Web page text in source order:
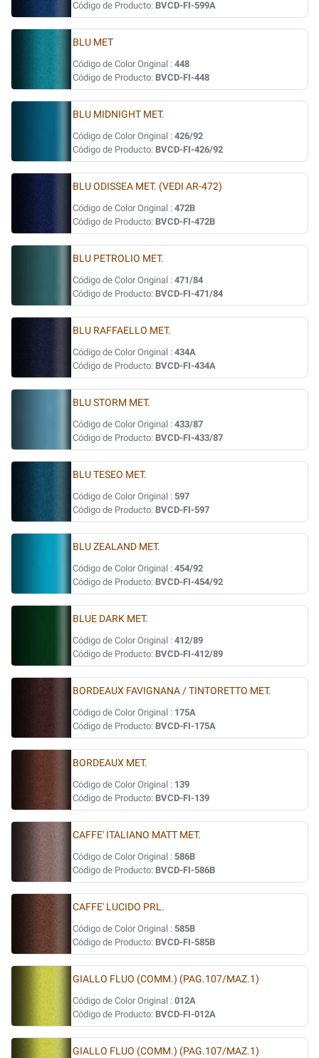
Código de Producto: BVCD-FI-599A
BLU MET
Código de Color Original : 448
Código de Producto: BVCD-FI-448
BLU MIDNIGHT MET.
Código de Color Original : 426/92
Código de Producto: BVCD-FI-426/92
BLU ODISSEA MET. (VEDI AR-472)
Código de Color Original : 472B
Código de Producto: BVCD-FI-472B
BLU PETROLIO MET.
Código de Color Original : 471/84
Código de Producto: BVCD-FI-471/84
BLU RAFFAELLO MET.
Código de Color Original : 434A
Código de Producto: BVCD-FI-434A
BLU STORM MET.
Código de Color Original : 433/87
Código de Producto: BVCD-FI-433/87
BLU TESEO MET.
Código de Color Original : 597
Código de Producto: BVCD-FI-597
BLU ZEALAND MET.
Código de Color Original : 454/92
Código de Producto: BVCD-FI-454/92
BLUE DARK MET.
Código de Color Original : 412/89
Código de Producto: BVCD-FI-412/89
BORDEAUX FAVIGNANA / TINTORETTO MET.
Código de Color Original : 175A
Código de Producto: BVCD-FI-175A
BORDEAUX MET.
Código de Color Original : 139
Código de Producto: BVCD-FI-139
CAFFE' ITALIANO MATT MET.
Código de Color Original : 586B
Código de Producto: BVCD-FI-586B
CAFFE' LUCIDO PRL.
Código de Color Original : 585B
Código de Producto: BVCD-FI-585B
GIALLO FLUO (COMM.) (PAG.107/MAZ.1)
Código de Color Original : 012A
Código de Producto: BVCD-FI-012A
GIALLO FLUO (COMM.) (PAG.107/MAZ.1)